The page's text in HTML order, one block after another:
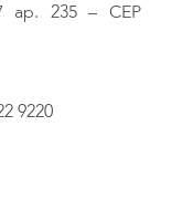
ap. 235 – CEP
9220